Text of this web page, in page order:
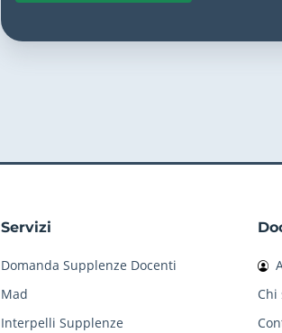
Servizi
Domanda Supplenze Docenti
Mad
Interpelli Supplenze
Chi